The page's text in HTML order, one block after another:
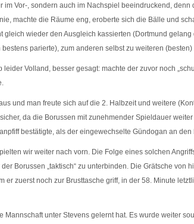
im Vor-, sondern auch im Nachspiel beeindruckend,
machte die Räume eng, eroberte sich die Bälle und
gleich wieder den Ausgleich kassierten (Dortmund gelang
parierte), zum anderen selbst zu weiteren (besten)
leider Volland, besser gesagt: machte der zuvor noch
und man freute sich auf die 2. Halbzeit und weitere
da die Borussen mit zunehmender Spieldauer
bestätigte, als der eingewechselte Gündogan an den
wir weiter nach vorn. Die Folge eines solchen
Borussen „taktisch“ zu unterbinden. Die Grätsche von
er zuerst noch zur Brusttasche griff, in der 58. Minute
Mannschaft unter Stevens gelernt hat. Es wurde weiter